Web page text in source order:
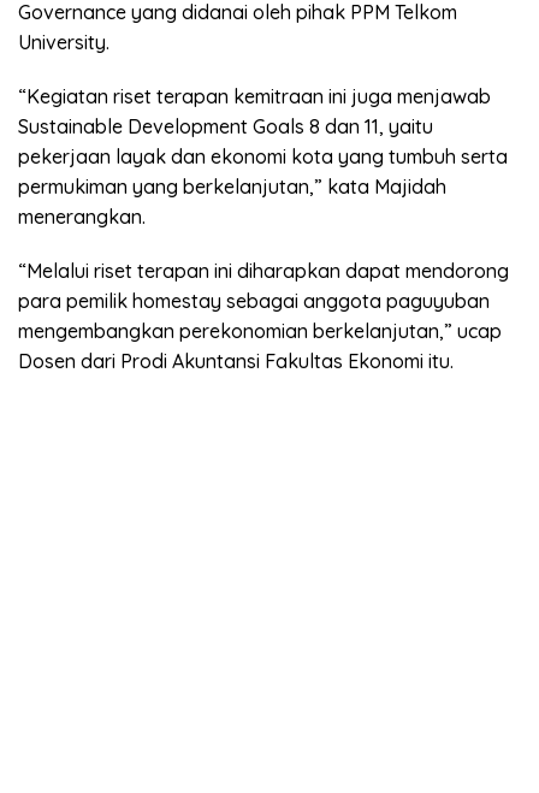
Governance yang didanai oleh pihak PPM Telkom
University.
“Kegiatan riset terapan kemitraan ini juga menjawab
Sustainable Development Goals 8 dan 11, yaitu
pekerjaan layak dan ekonomi kota yang tumbuh serta
permukiman yang berkelanjutan,” kata Majidah
menerangkan.
“Melalui riset terapan ini diharapkan dapat mendorong
para pemilik homestay sebagai anggota paguyuban
mengembangkan perekonomian berkelanjutan,” ucap
Dosen dari Prodi Akuntansi Fakultas Ekonomi itu.